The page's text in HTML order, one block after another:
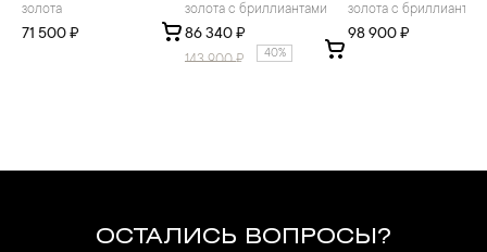
золота
71 500 ₽
золота с бриллиантами
86 340 ₽
143 900₽ 40%
золота с
98 900 ₽
ОСТАЛИСЬ ВОПРОСЫ?